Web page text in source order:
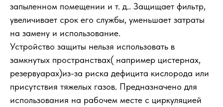
запыленном помещении и т. д.. Защищает фильтр,
увеличивает срок его службы, уменьшает затраты
на замену и использование.
Устройство защиты нельзя использовать в
замкнутых пространствах( например цистернах,
резервуарах)из-за риска дефицита кислорода или
присутствия тяжелых газов. Предназначено для
использования на рабочем месте с циркуляцией